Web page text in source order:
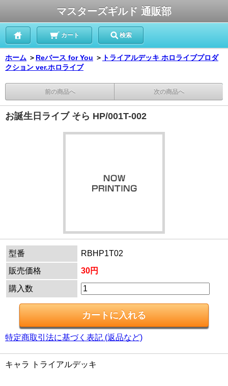
マスターズギルド 通販部
カート 検索
ホーム ＞ Reバース for You ＞ トライアルデッキ ホロライブプロダ
クション ver.ホロライブ
前の商品へ 次の商品へ
お誕生日ライブ そら HP/001T-002
型番
RBHP1T02
販売価格
30円
購入数
特定商取引法に基づく表記 (返品など)
キャラ トライアルデッキ